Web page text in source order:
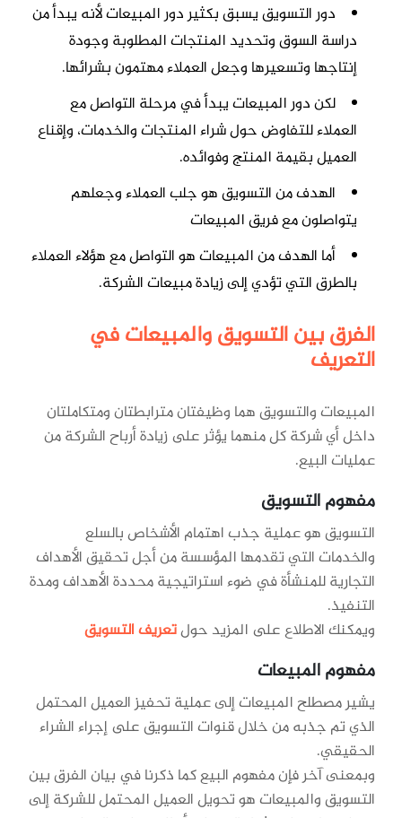
دور التسويق يسبق بكثير دور المبيعات لأنه يبدأ من
دراسة السوق وتحديد المنتجات المطلوبة وجودة
إنتاجها وتسعيرها وجعل العملاء مهتمون بشرائها.
لكن دور المبيعات يبدأ في مرحلة التواصل مع
العملاء للتفاوض حول شراء المنتجات والخدمات، وإقناع
العميل بقيمة المنتج وفوائده.
الهدف من التسويق هو جلب العملاء وجعلهم
يتواصلون مع فريق المبيعات
أما الهدف من المبيعات هو التواصل مع هؤلاء العملاء
بالطرق التي تؤدي إلى زيادة مبيعات الشركة.
الفرق بين التسويق والمبيعات في
التعريف
المبيعات والتسويق هما وظيفتان مترابطتان ومتكاملتان
داخل أي شركة كل منهما يؤثر على زيادة أرباح الشركة من
عمليات البيع.
مفهوم التسويق
التسويق هو عملية جذب اهتمام الأشخاص بالسلع
والخدمات التي تقدمها المؤسسة من أجل تحقيق الأهداف
التجارية للمنشأة في ضوء استراتيجية محددة الأهداف ومدة
التنفيذ.
ويمكنك الاطلاع على المزيد حولتعريف التسويق
مفهوم المبيعات
يشير مصطلح المبيعات إلى عملية تحفيز العميل المحتمل
الذي تم جذبه من خلال قنوات التسويق على إجراء الشراء
الحقيقي.
وبمعنى آخر فإن مفهوم البيع كما ذكرنا في بيان الفرق بين
التسويق والمبيعات هو تحويل العميل المحتمل للشركة إلى